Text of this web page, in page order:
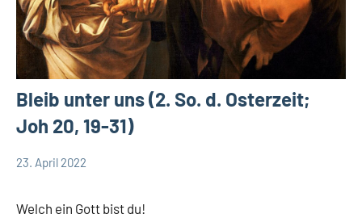
Bleib unter uns (2. So. d. Osterzeit;
Joh 20, 19-31)
23. April 2022
Andrea
Keine
Welch ein Gott bist du!